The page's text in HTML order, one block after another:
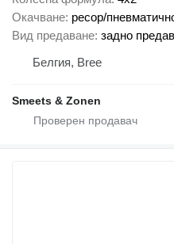
Окачване ресор/
Вид предаване задно
Белгия, Bree
Smeets & Zonen